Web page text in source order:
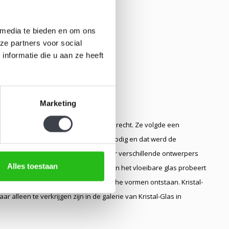
te bieden en om ons
partners voor social
die u aan ze heeft
Marketing
Alles toestaan
Californië kwam zij in Leerdam terecht. Ze volgde een
Marek Bartko een assistent nodig en dat werd de
van assisteren en werken voor verschillende ontwerpers
uiting komt. Tijdens het vormen van het vloeibare glas probeert
objecten in prachtige organische vormen ontstaan. Kristal-
alleen te verkrijgen zijn in de galerie van Kristal-Glas in